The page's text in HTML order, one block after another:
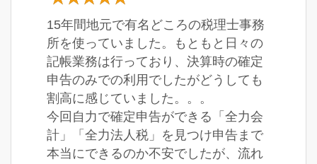
15年間地元で有名どころの税理士事務
所を使っていました。もともと日々の
記帳業務は行っており、決算時の確定
申告のみでの利用でしたがどうしても
割高に感じていました。。。
今回自力で確定申告ができる「全力会
計」「全力法人税」を見つけ申告まで
本当にできるのか不安でしたが、流れ